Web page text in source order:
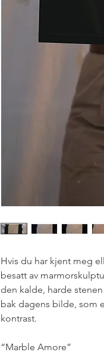
Hvis du har kjent meg
besatt av
den kalde, harde
bak dagens bilde, som
kontrast.
“Marble Amore”